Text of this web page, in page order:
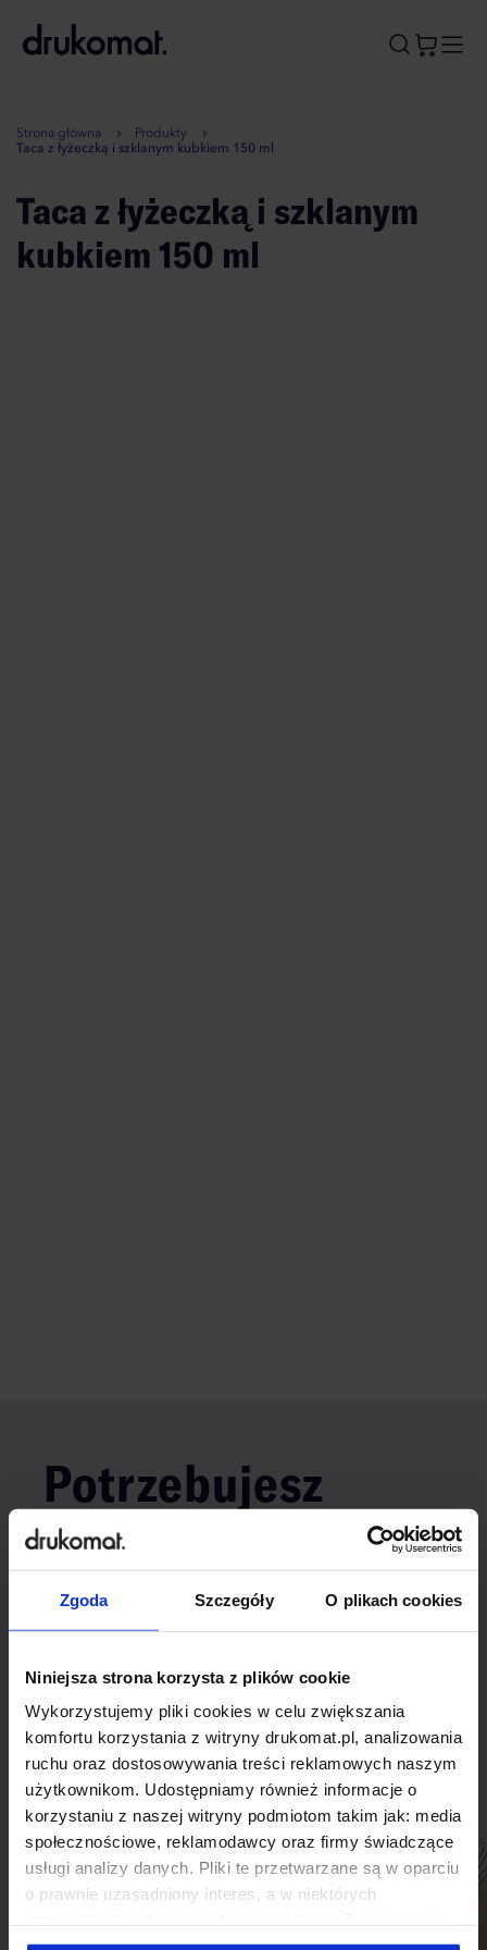
Zgoda Szczegóły O plikach cookies
Niniejsza strona korzysta z plików cookie
Wykorzystujemy pliki cookies w celu zwiększania
komfortu korzystania z witryny drukomat.pl, analizowania
ruchu oraz dostosowywania treści reklamowych naszym
użytkownikom. Udostępniamy również informacje o
korzystaniu z naszej witryny podmiotom takim jak: media
społecznościowe, reklamodawcy oraz firmy świadczące
usługi analizy danych. Pliki te przetwarzane są w oparciu
o prawnie uzasadniony interes, a w niektórych
Niektóre z plików cookies dostarczane i przetwarzane są
A
Strona główna
Produkty
Taca z łyżeczką i szklanym kubkiem 150 ml
Taca z łyżeczką i szklanym
kubkiem 150 ml
Potrzebujesz
indywidualnego
rozwiązania?
produkt niestandardowy.
Skontaktuj się